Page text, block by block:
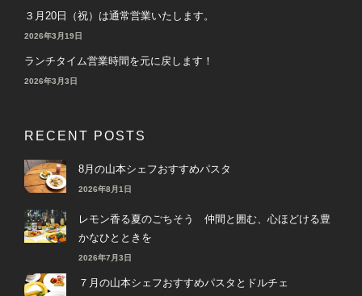
３月20日（祝）は通常営業いたします。
2026年3月19日
ランチタイム営業時間を元に戻します！
2026年3月3日
RECENT POSTS
8月の山本シェフおすすめパスタ
2026年8月1日
レモン香る夏のごちそう 仲間と囲む、心ほどける豊
かなひとときを
2026年7月3日
７月の山本シェフおすすめパスタとドルチェ